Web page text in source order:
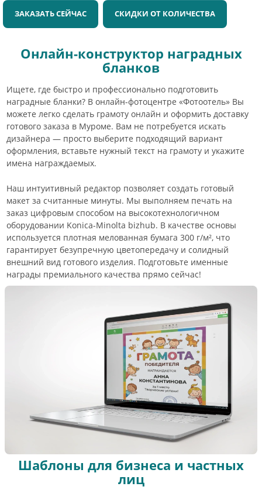
ЗАКАЗАТЬ СЕЙЧАС СКИДКИ ОТ КОЛИЧЕСТВА
Онлайн-конструктор наградных
бланков
Ищете, где быстро и профессионально подготовить
наградные бланки? В онлайн-фотоцентре «Фотоотель» Вы
можете легко сделать грамоту онлайн и оформить доставку
готового заказа в Муроме. Вам не потребуется искать
дизайнера — просто выберите подходящий вариант
оформления, вставьте нужный текст на грамоту и укажите
имена награждаемых.
Наш интуитивный редактор позволяет создать готовый
макет за считанные минуты. Мы выполняем печать на
заказ цифровым способом на высокотехнологичном
оборудовании Konica-Minolta bizhub. В качестве основы
используется плотная мелованная бумага 300 г/м², что
гарантирует безупречную цветопередачу и солидный
внешний вид готового изделия. Подготовьте именные
награды премиального качества прямо сейчас!
Шаблоны для бизнеса и частных
лиц